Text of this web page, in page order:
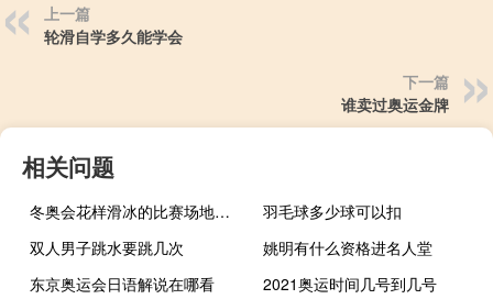
上一篇
轮滑自学多久能学会
下一篇
谁卖过奥运金牌
相关问题
冬奥会花样滑冰的比赛场地是什么形状的
羽毛球多少球可以扣
双人男子跳水要跳几次
姚明有什么资格进名人堂
东京奥运会日语解说在哪看
2021奥运时间几号到几号